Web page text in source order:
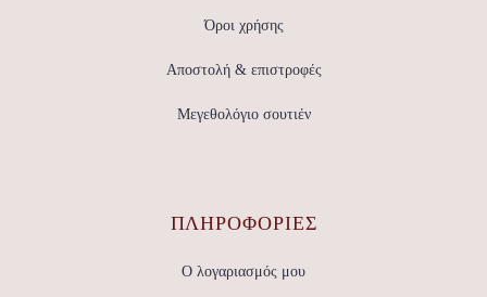
Όροι χρήσης
Αποστολή & επιστροφές
Μεγεθολόγιο σουτιέν
ΠΛΗΡΟΦΟΡΙΕΣ
Ο λογαριασμός μου